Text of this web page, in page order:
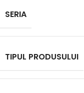
SERIA
TIPUL PRODUSULUI